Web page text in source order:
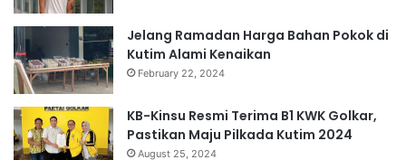
Jelang Ramadan Harga Bahan Pokok di
Kutim Alami Kenaikan
February 22, 2024
KB-Kinsu Resmi Terima B1 KWK Golkar,
Pastikan Maju Pilkada Kutim 2024
August 25, 2024